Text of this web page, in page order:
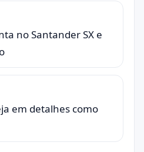
no Santander SX e
em detalhes como